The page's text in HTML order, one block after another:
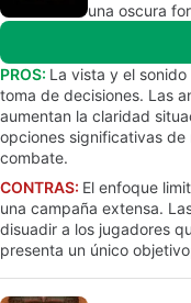
una oscura
PROS: La vista y el
toma de decisiones. Las
aumentan la claridad
opciones significativas de
combate.
CONTRAS: El enfoque
una campaña extensa.
disuadir a los jugadores
presenta un único